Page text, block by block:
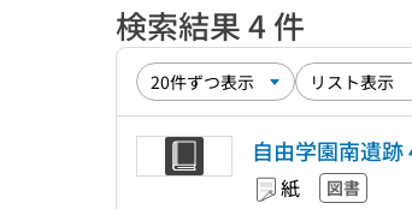
検索結果 4 件
自由学園南遺跡
紙 図書